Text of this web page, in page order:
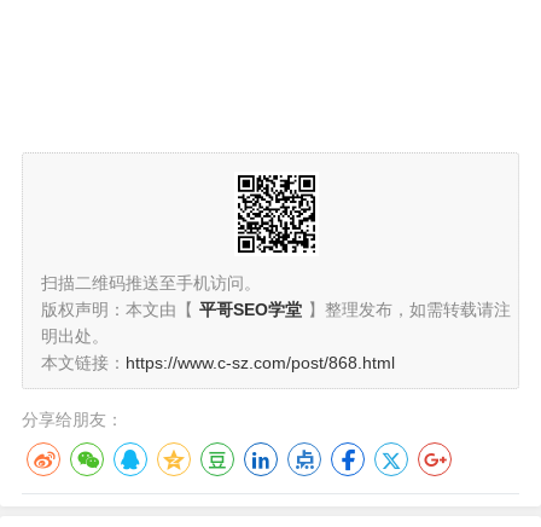
扫描二维码推送至手机访问。
版权声明：本文由【 平哥SEO学堂 】整理发布，如需转载请注
明出处。
本文链接： https://www.c-sz.com/post/868.html
分享给朋友：